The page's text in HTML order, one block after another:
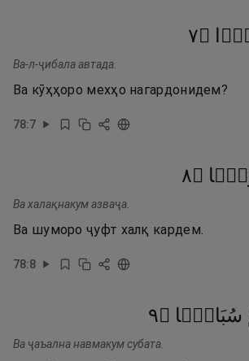
۝٧
Ва-л-ҷибала автада.
Ва кӯҳҳоро мехҳо нагардонидем?
78:7
۝٨
Ва халақнакум азваҷа.
Ва шуморо ҷуфт халқ кардем.
78:8
سُبَاتًۭا ۝٩
Ва ҷаъална навмакум субата.